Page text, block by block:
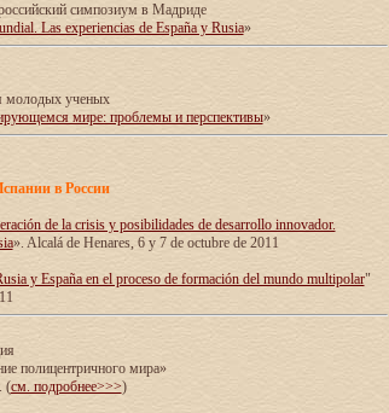
симпозиум в Мадриде
Las experiencias de España y Rusia»
молодых ученых
мире: проблемы и перспективы»
в России
de la crisis y posibilidades de desarrollo innovador.
». Alcalá de Henares, 6 y 7 de octubre de 2011
y España en el proceso de formación del mundo multipolar"
полицентричного мира»
(см. подробнее>>>)